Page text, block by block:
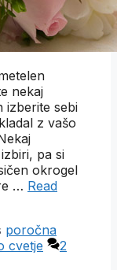
nekaj
izberite sebi
z vašo
pa si
okrogel
… Read
poročna
cvetje
2